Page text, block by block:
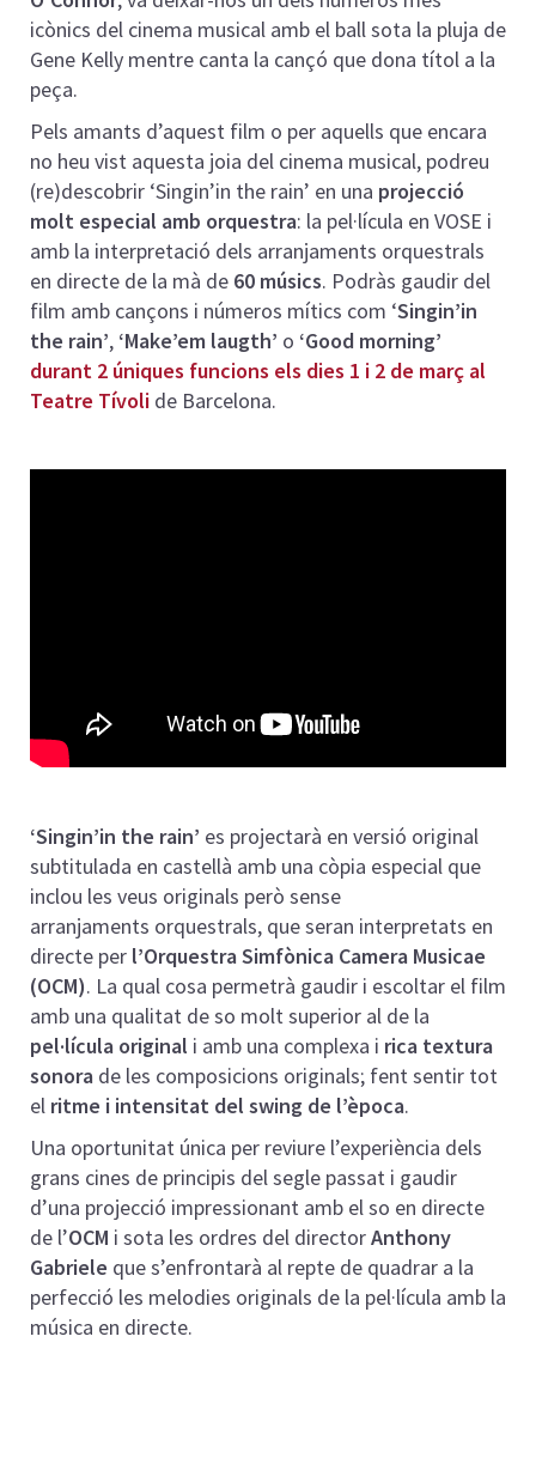
icònics del cinema musical amb el ball sota la pluja de
Gene Kelly mentre canta la cançó que dona títol a la
peça.
Pels amants d’aquest film o per aquells que encara
no heu vist aquesta joia del cinema musical, podreu
(re)descobrir ‘Singin’in the rain’ en una projecció
molt especial amb orquestra: la pel·lícula en VOSE i
amb la interpretació dels arranjaments orquestrals
en directe de la mà de 60 músics. Podràs gaudir del
film amb cançons i números mítics com ‘Singin’in
the rain’, ‘Make’em laugth’ o ‘Good morning’
durant 2 úniques funcions els dies 1 i 2 de març al
Teatre Tívoli de Barcelona.
‘Singin’in the rain’ es projectarà en versió original
subtitulada en castellà amb una còpia especial que
inclou les veus originals però sense
arranjaments orquestrals, que seran interpretats en
directe per l’Orquestra Simfònica Camera Musicae
(OCM). La qual cosa permetrà gaudir i escoltar el film
amb una qualitat de so molt superior al de la
pel·lícula original i amb una complexa i rica textura
sonora de les composicions originals; fent sentir tot
el ritme i intensitat del swing de l’època.
Una oportunitat única per reviure l’experiència dels
grans cines de principis del segle passat i gaudir
d’una projecció impressionant amb el so en directe
de l’OCM i sota les ordres del directorAnthony
Gabriele que s’enfrontarà al repte de quadrar a la
perfecció les melodies originals de la pel·lícula amb la
música en directe.